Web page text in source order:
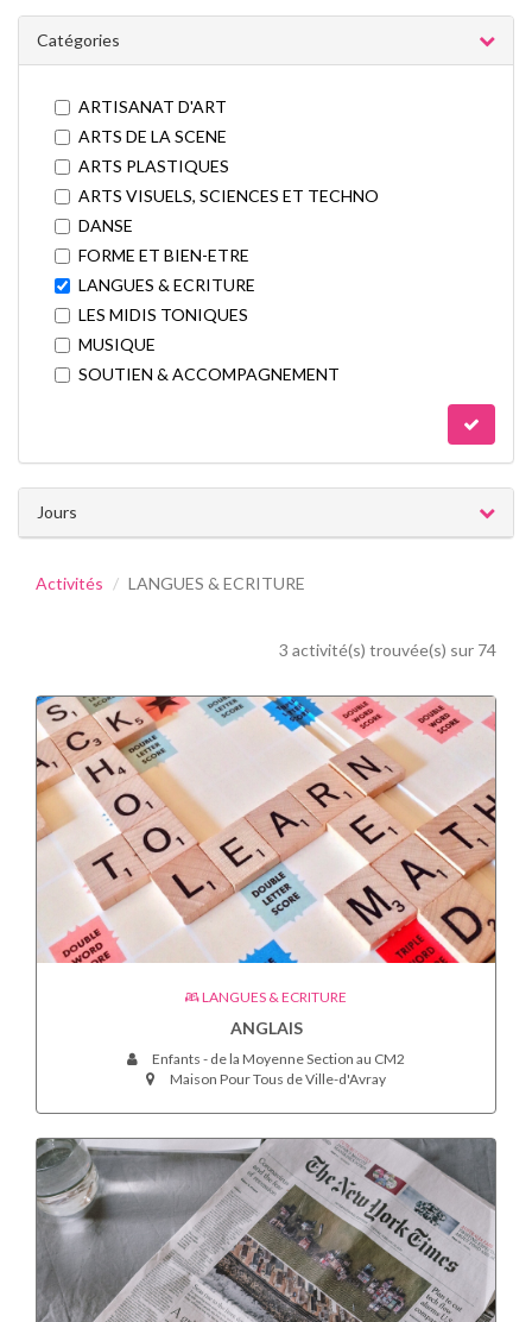
Catégories
ARTISANAT D'ART
ARTS DE LA SCENE
ARTS PLASTIQUES
ARTS VISUELS, SCIENCES ET TECHNO
DANSE
FORME ET BIEN-ETRE
LANGUES & ECRITURE
LES MIDIS TONIQUES
MUSIQUE
SOUTIEN & ACCOMPAGNEMENT
Jours
Activités LANGUES & ECRITURE
3 activité(s) trouvée(s) sur 74
LANGUES & ECRITURE
ANGLAIS
Enfants - de la Moyenne Section au CM2
Maison Pour Tous de Ville-d'Avray